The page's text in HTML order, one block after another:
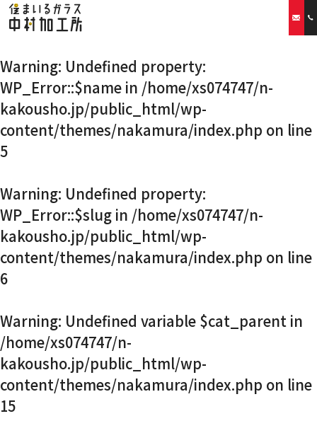
ホーム
当社の特徴
リフォームプラン
ご利用案内
スタッフ紹介
お知らせ・社内報
採用情報
Warning: Undefined property:
WP_Error::$name in /home/xs074747/n-
kakousho.jp/public_html/wp-
content/themes/nakamura/index.php on line
5
Warning: Undefined property:
WP_Error::$slug in /home/xs074747/n-
kakousho.jp/public_html/wp-
content/themes/nakamura/index.php on line
6
Warning: Undefined variable $cat_parent in
/home/xs074747/n-
kakousho.jp/public_html/wp-
content/themes/nakamura/index.php on line
15